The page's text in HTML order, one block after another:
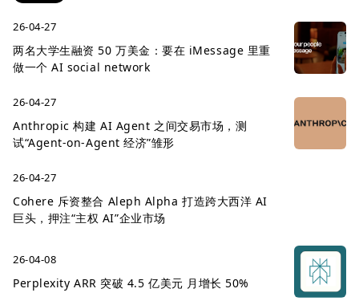
26-04-27
两名大学生融资 50 万美金：要在 iMessage 里重
做一个 AI social network
26-04-27
Anthropic 构建 AI Agent 之间交易市场，测
试“Agent-on-Agent 经济”雏形
26-04-27
Cohere 斥资整合 Aleph Alpha 打造跨大西洋 AI
巨头，押注“主权 AI”企业市场
26-04-08
Perplexity ARR 突破 4.5 亿美元 月增长 50%